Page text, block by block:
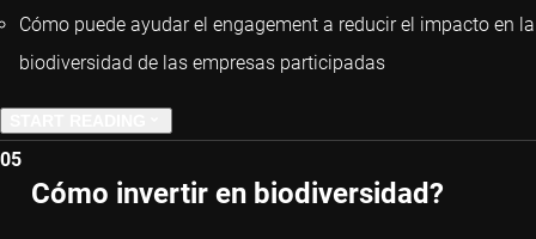
Cómo puede ayudar el engagement a reducir el impacto en la
biodiversidad de las empresas participadas
PREVIOUS CHAPTER
05
Cómo invertir en biodiversidad?